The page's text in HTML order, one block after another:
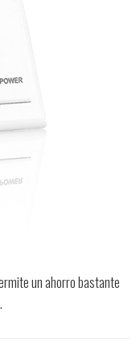
un ahorro bastante